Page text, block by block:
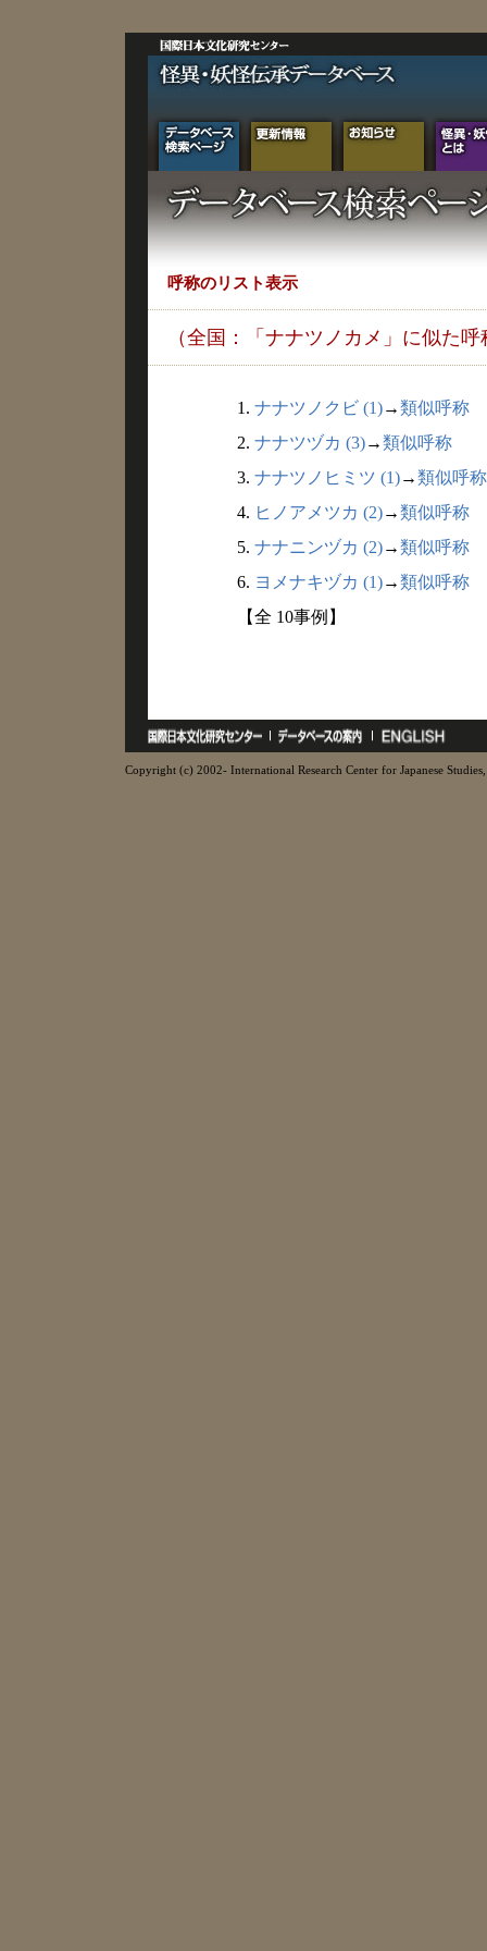
呼称のリスト表示
（全国：「ナナツノカメ」に似た呼
1. ナナツノクビ (1)→類似呼称
2. ナナツヅカ (3)→類似呼称
3. ナナツノヒミツ (1)→類似呼称
4. ヒノアメツカ (2)→類似呼称
5. ナナニンヅカ (2)→類似呼称
6. ヨメナキヅカ (1)→類似呼称
【全 10事例】
Copyright (c) 2002- International Research Center for Japanese